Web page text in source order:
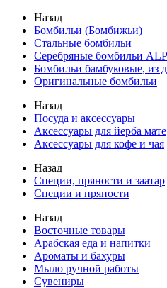
Назад
Бомбильи (Бомбижьи)
Стальные бомбильи
Серебряные бомбильи
Бомбильи бамбуковые, из
Оригинальные бомбильи
Назад
Посуда и аксессуары
Аксессуары для йерба мате
Аксессуары для кофе и чая
Назад
Специи, пряности и заатар
Специи и пряности
Назад
Восточные товары
Арабская еда и напитки
Ароматы и бахуры
Мыло ручной работы
Сувениры